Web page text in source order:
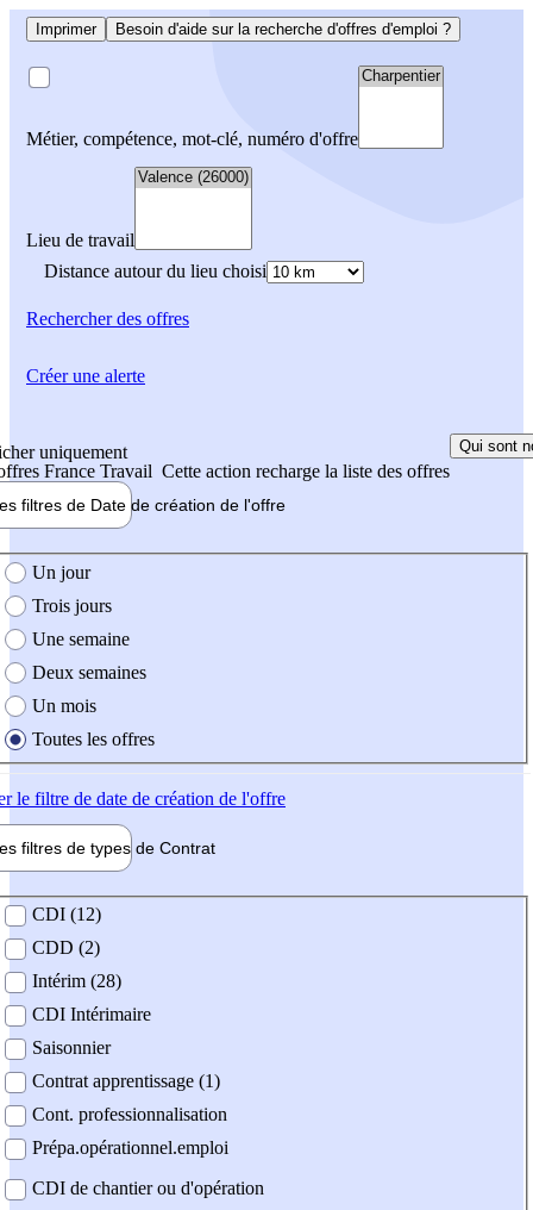
Imprimer Besoin d'aide sur la recherche d'offres d'emploi ?
Métier, compétence, mot-clé, numéro d'offre
Lieu de travail
Distance autour du lieu choisi
Rechercherdes offres
uniquement
France Travail Cette action recharge la liste des offres
Qui sont
filtres de Date de création de l'offre
création de l'offre
Un jour
Trois jours
Une semaine
Deux semaines
Un mois
Toutes les offres
le filtre de date de création de l'offre
filtres de types de Contrat
contrat
CDI (12)
CDD (2)
Intérim (28)
CDI Intérimaire
Saisonnier
Contrat apprentissage (1)
Cont. professionnalisation
Prépa.opérationnel.emploi
CDI de chantier ou d'opération
Créer une alerte